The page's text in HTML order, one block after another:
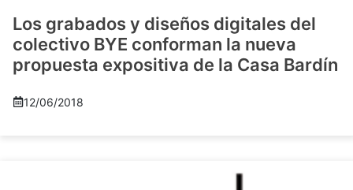
Los grabados y diseños digitales del
colectivo BYE conforman la nueva
propuesta expositiva de la Casa Bardín
12/06/2018